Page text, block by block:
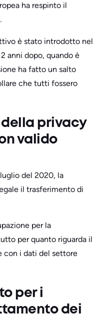
ha respinto il
è stato introdotto nel
anni dopo, quando è
ha fatto un salto
che tutti fossero
della privacy
valido
del 2020, la
il trasferimento di
per la
per quanto riguarda il
con i dati del settore
per i
dei